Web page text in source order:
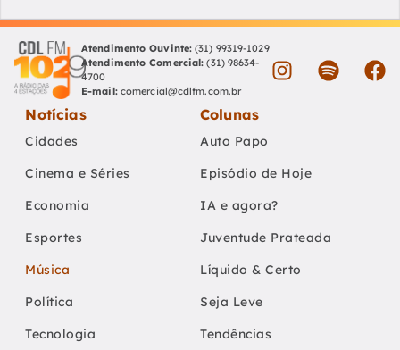
Atendimento Ouvinte: (31) 99319-1029
Atendimento Comercial: (31) 98634-
4700
E-mail: comercial@cdlfm.com.br
Notícias
Cidades
Cinema e Séries
Economia
Esportes
Música
Política
Tecnologia
Colunas
Auto Papo
Episódio de Hoje
IA e agora?
Juventude Prateada
Líquido & Certo
Seja Leve
Tendências